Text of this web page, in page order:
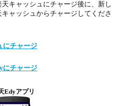
キャッシュにチャージ後に、新し
ャッシュからチャージしてくださ
にチャージ
にチャージ
Edyアプリ